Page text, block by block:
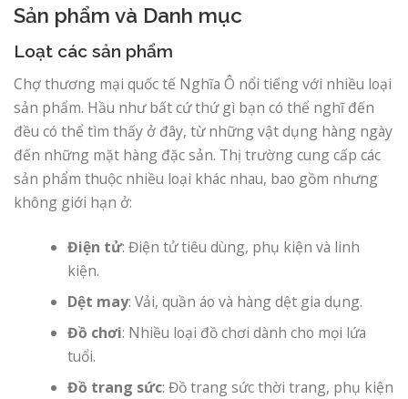
Sản phẩm và Danh mục
Loạt các sản phẩm
Chợ thương mại quốc tế Nghĩa Ô nổi tiếng với nhiều loại
sản phẩm. Hầu như bất cứ thứ gì bạn có thể nghĩ đến
đều có thể tìm thấy ở đây, từ những vật dụng hàng ngày
đến những mặt hàng đặc sản. Thị trường cung cấp các
sản phẩm thuộc nhiều loại khác nhau, bao gồm nhưng
không giới hạn ở:
Điện tử: Điện tử tiêu dùng, phụ kiện và linh
kiện.
Dệt may: Vải, quần áo và hàng dệt gia dụng.
Đồ chơi: Nhiều loại đồ chơi dành cho mọi lứa
tuổi.
Đồ trang sức: Đồ trang sức thời trang, phụ kiện